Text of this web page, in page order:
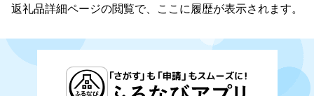
返礼品詳細ページの閲覧で、ここに履歴が表示されます。